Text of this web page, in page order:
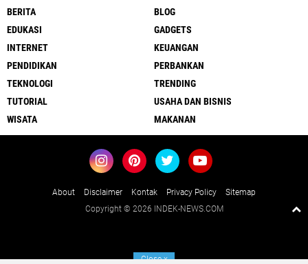
BERITA
BLOG
EDUKASI
GADGETS
INTERNET
KEUANGAN
PENDIDIKAN
PERBANKAN
TEKNOLOGI
TRENDING
TUTORIAL
USAHA DAN BISNIS
WISATA
MAKANAN
About Disclaimer Kontak Privacy Policy
Sitemap
Copyright © 2026 INDEK-NEWS.COM
Closex